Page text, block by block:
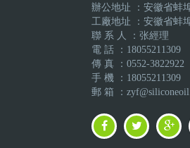
辦公地址 ：安徽省蚌
工廠地址 ：安徽省蚌
聯 系 人 ：张經理
電 話 ：18055211309
傳 真 ：0552-3822922
手 機 ：18055211309
郵 箱 ：